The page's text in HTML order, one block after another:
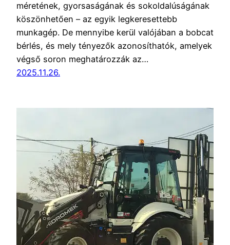
méretének, gyorsaságának és sokoldalúságának
köszönhetően – az egyik legkeresettebb
munkagép. De mennyibe kerül valójában a bobcat
bérlés, és mely tényezők azonosíthatók, amelyek
végső soron meghatározzák az…
2025.11.26.